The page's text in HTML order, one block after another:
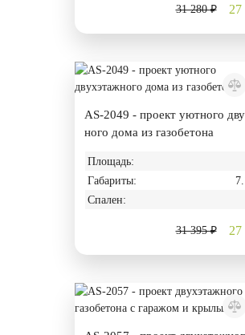
31 280 ₽ 27
AS-2049 - проект уютного
ного дома из газобетона
Площадь:
Габариты:
Спален:
31 395 ₽ 27